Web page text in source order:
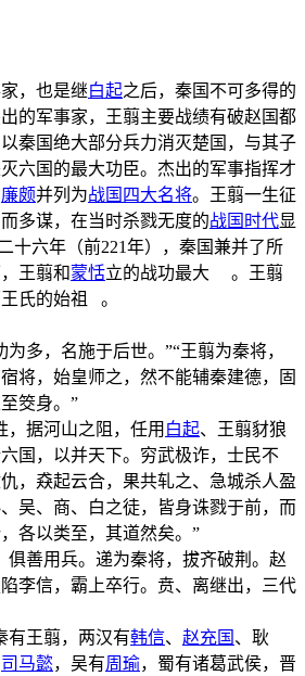
，也是继白起之后，秦国不可多得的
的军事家，王翦主要战绩有破赵国都
秦国绝大部分兵力消灭楚国，与其子
六国的最大功臣。杰出的军事指挥才
廉颇并列为战国四大名将。王翦一生征
多谋，在当时杀戮无度的战国时代显
十六年（前221年），秦国兼并了所
王翦和蒙恬立的战功最大 。王翦
氏的始祖 。
为多，名施于后世。”“王翦为秦将，
将，始皇师之，然不能辅秦建德，固
筊身。”
，据河山之阻，任用 白起、王翦豺狼
国，以并天下。穷武极诈，士民不
，猋起云合，果共轧之、急城杀人盈
吴、商、白之徒，皆身诛戮于前，而
各以类至，其道然矣。”
俱善用兵。递为秦将，拔齐破荆。赵
李信，霸上卒行。贲、离继出，三代
有王翦，两汉有韩信、 赵充国 、耿
司马懿，吴有周瑜，蜀有诸葛武侯，晋